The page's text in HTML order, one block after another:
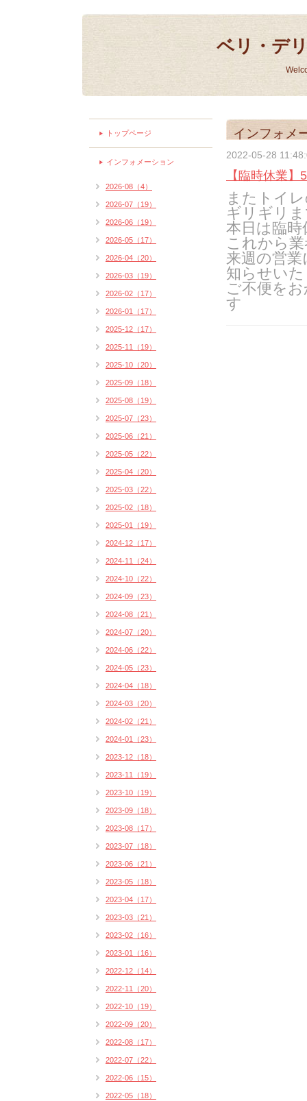
ベリ・デ
インフォメ
2022-05-28
【臨時休業
またトイ
ギリギリ
本日は臨
これから
来週の営
知らせい
ご不便を
す
トップページ
インフォメーション
2026-08（4）
2026-07（19）
2026-06（19）
2026-05（17）
2026-04（20）
2026-03（19）
2026-02（17）
2026-01（17）
2025-12（17）
2025-11（19）
2025-10（20）
2025-09（18）
2025-08（19）
2025-07（23）
2025-06（21）
2025-05（22）
2025-04（20）
2025-03（22）
2025-02（18）
2025-01（19）
2024-12（17）
2024-11（24）
2024-10（22）
2024-09（23）
2024-08（21）
2024-07（20）
2024-06（22）
2024-05（23）
2024-04（18）
2024-03（20）
2024-02（21）
2024-01（23）
2023-12（18）
2023-11（19）
2023-10（19）
2023-09（18）
2023-08（17）
2023-07（18）
2023-06（21）
2023-05（18）
2023-04（17）
2023-03（21）
2023-02（16）
2023-01（16）
2022-12（14）
2022-11（20）
2022-10（19）
2022-09（20）
2022-08（17）
2022-07（22）
2022-06（15）
2022-05（18）